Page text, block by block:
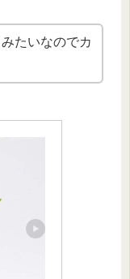
たいなのでカ